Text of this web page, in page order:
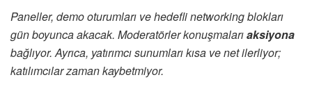
Paneller, demo oturumları ve hedefli networking blokları
gün boyunca akacak. Moderatörler konuşmalarıaksiyona
bağlıyor. Ayrıca, yatırımcı sunumları kısa ve net ilerliyor;
katılımcılar zaman kaybetmiyor.